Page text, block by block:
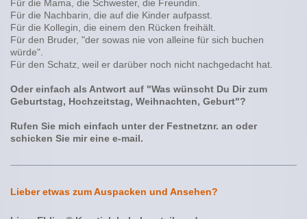
Für die Mama, die Schwester, die Freundin.
Für die Nachbarin, die auf die Kinder aufpasst.
Für die Kollegin, die einem den Rücken freihält.
Für den Bruder, "der sowas nie von alleine für sich buchen
würde".
Für den Schatz, weil er darüber noch nicht nachgedacht hat.
Oder einfach als Antwort auf "Was wünscht Du Dir zum
Geburtstag, Hochzeitstag, Weihnachten, Geburt"?
Rufen Sie mich einfach unter der Festnetznr. an oder
schicken Sie mir eine e-mail.
Lieber etwas zum Auspacken und Ansehen?